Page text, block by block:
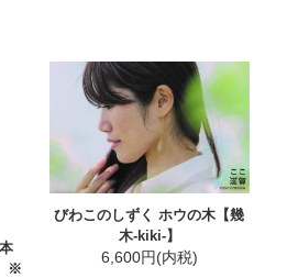
※
びわこのしずく ホウの木【幾
木-kiki-】
6,600円(内税)